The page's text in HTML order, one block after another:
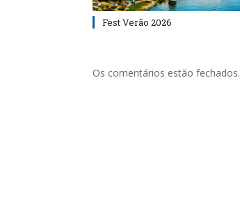
Fest Verão 2026
Os comentários estão fechados.